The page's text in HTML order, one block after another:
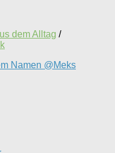
dem Alltag /
Namen @Meks